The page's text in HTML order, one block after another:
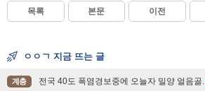
목록 본문 이전
ㅇㅇㄱ 지금 뜨는 글
계층 전국 40도 폭염경보중에 오늘자 밀양 얼음골.